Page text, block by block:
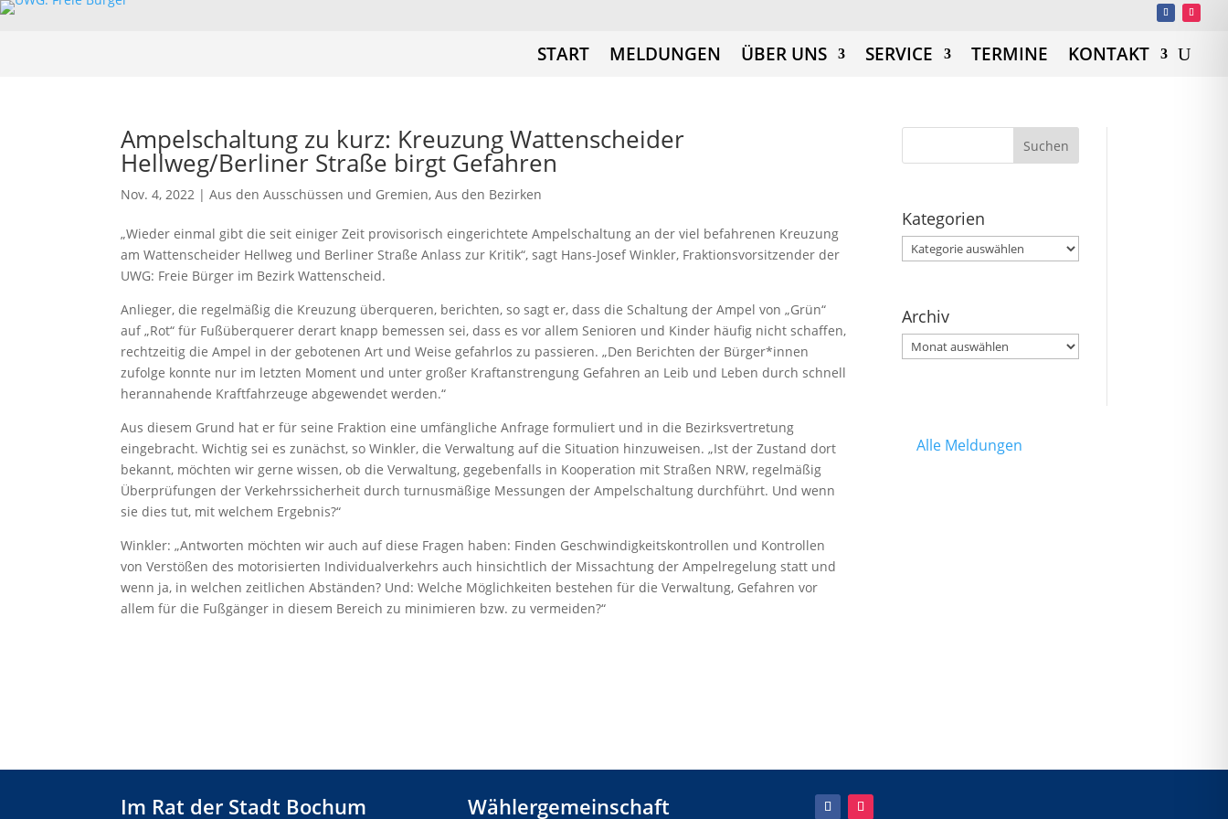
START MELDUNGEN ÜBER UNS SERVICE TERMINE KONTAKT
Ampelschaltung zu kurz: Kreuzung Wattenscheider
Hellweg/Berliner Straße birgt Gefahren
Nov. 4, 2022 | Aus den Ausschüssen und Gremien, Aus den Bezirken
„Wieder einmal gibt die seit einiger Zeit provisorisch eingerichtete Ampelschaltung an der viel befahrenen Kreuzung
am Wattenscheider Hellweg und Berliner Straße Anlass zur Kritik“, sagt Hans-Josef Winkler, Fraktionsvorsitzender der
UWG: Freie Bürger im Bezirk Wattenscheid.
Anlieger, die regelmäßig die Kreuzung überqueren, berichten, so sagt er, dass die Schaltung der Ampel von „Grün“
auf „Rot“ für Fußüberquerer derart knapp bemessen sei, dass es vor allem Senioren und Kinder häufig nicht schaffen,
rechtzeitig die Ampel in der gebotenen Art und Weise gefahrlos zu passieren. „Den Berichten der Bürger*innen
zufolge konnte nur im letzten Moment und unter großer Kraftanstrengung Gefahren an Leib und Leben durch schnell
herannahende Kraftfahrzeuge abgewendet werden.“
Aus diesem Grund hat er für seine Fraktion eine umfängliche Anfrage formuliert und in die Bezirksvertretung
eingebracht. Wichtig sei es zunächst, so Winkler, die Verwaltung auf die Situation hinzuweisen. „Ist der Zustand dort
bekannt, möchten wir gerne wissen, ob die Verwaltung, gegebenfalls in Kooperation mit Straßen NRW, regelmäßig
Überprüfungen der Verkehrssicherheit durch turnusmäßige Messungen der Ampelschaltung durchführt. Und wenn
sie dies tut, mit welchem Ergebnis?“
Winkler: „Antworten möchten wir auch auf diese Fragen haben: Finden Geschwindigkeitskontrollen und Kontrollen
von Verstößen des motorisierten Individualverkehrs auch hinsichtlich der Missachtung der Ampelregelung statt und
wenn ja, in welchen zeitlichen Abständen? Und: Welche Möglichkeiten bestehen für die Verwaltung, Gefahren vor
allem für die Fußgänger in diesem Bereich zu minimieren bzw. zu vermeiden?“
Kategorien
Kategorien
Archiv
Archiv
Alle Meldungen
Im Rat der Stadt Bochum Wählergemeinschaft